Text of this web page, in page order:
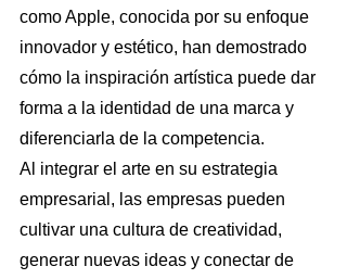
como Apple, conocida por su enfoque
innovador y estético, han demostrado
cómo la inspiración artística puede dar
forma a la identidad de una marca y
diferenciarla de la competencia.
Al integrar el arte en su estrategia
empresarial, las empresas pueden
cultivar una cultura de creatividad,
generar nuevas ideas y conectar de